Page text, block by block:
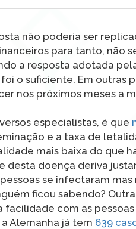
não poderia ser
para tanto, não
a resposta adotada
o suficiente. Em outras
nos próximos meses a
especialistas, é que
e a taxa de
mais baixa do que
desta doença deriva
se infectaram
ficou sabendo?
facilidade com as
Alemanha já tem 639